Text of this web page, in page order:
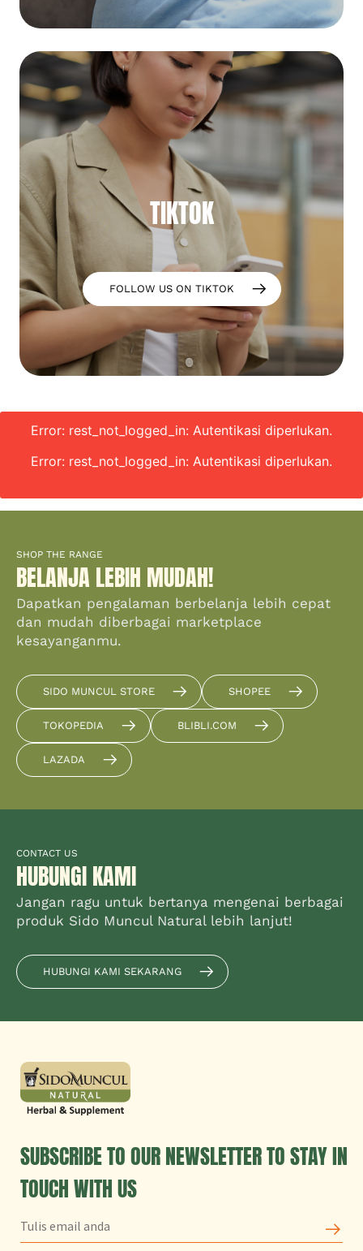
TIKTOK
FOLLOW US ON TIKTOK
Error: rest_not_logged_in: Autentikasi diperlukan.
Error: rest_not_logged_in: Autentikasi diperlukan.
SHOP THE RANGE
BELANJA LEBIH MUDAH!
Dapatkan pengalaman berbelanja lebih cepat
dan mudah diberbagai marketplace
kesayanganmu.
SIDO MUNCUL STORE SHOPEE
TOKOPEDIA BLIBLI.COM
LAZADA
CONTACT US
HUBUNGI KAMI
Jangan ragu untuk bertanya mengenai berbagai
produk Sido Muncul Natural lebih lanjut!
HUBUNGI KAMI SEKARANG
SUBSCRIBE TO OUR NEWSLETTER TO STAY IN
TOUCH WITH US